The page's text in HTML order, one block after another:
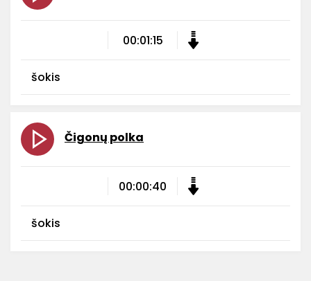
00:01:15
šokis
Čigonų polka
00:00:40
šokis